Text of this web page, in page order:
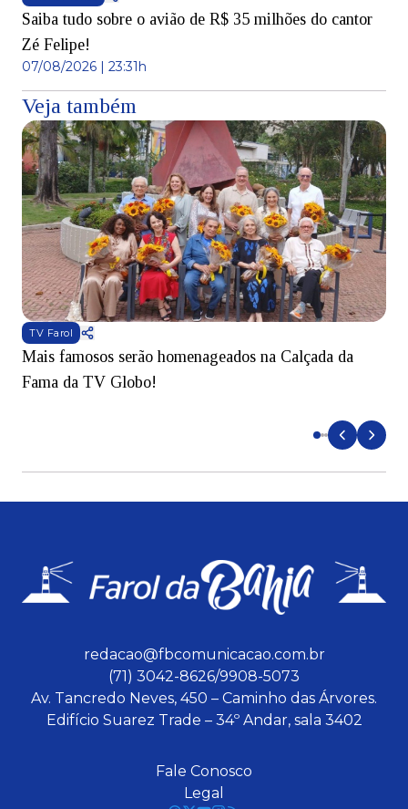
Saiba tudo sobre o avião de R$ 35 milhões do cantor
Zé Felipe!
07/08/2026 | 23:31h
Veja também
TV Farol
Mais famosos serão homenageados na Calçada da
Fama da TV Globo!
redacao@fbcomunicacao.com.br
(71) 3042-8626/9908-5073
Av. Tancredo Neves, 450 – Caminho das Árvores.
Edifício Suarez Trade – 34º Andar, sala 3402
Fale Conosco
Legal